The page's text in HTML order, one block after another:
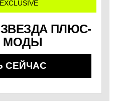
ПЛЮС-
МОДЫ
СЕЙЧАС